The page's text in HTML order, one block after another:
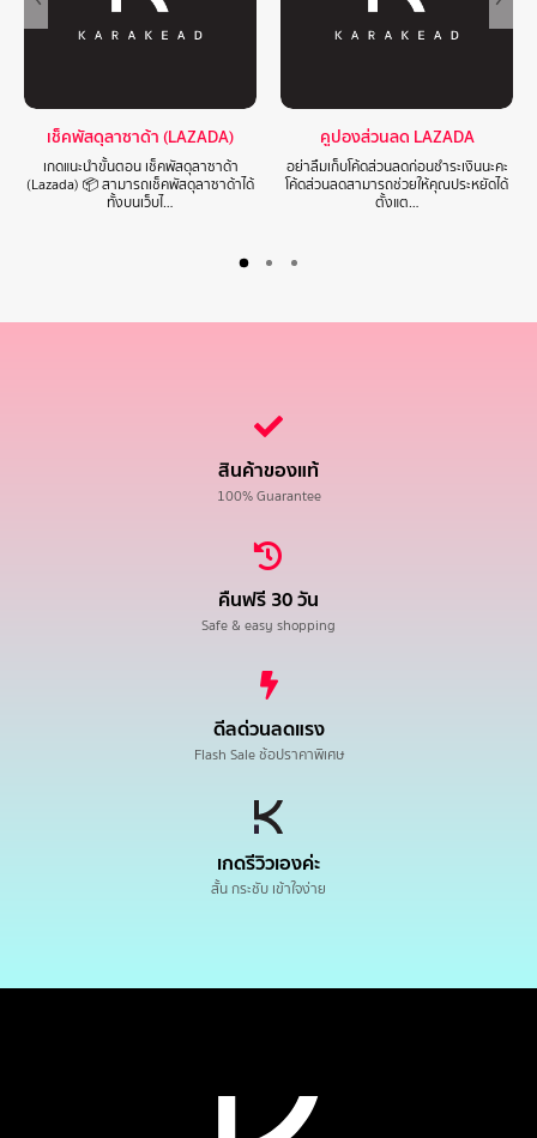
เช็คพัสดุลาซาด้า (LAZADA)
เกดแนะนำขั้นตอน เช็คพัสดุลาซาด้า
(Lazada) 📦 สามารถเช็คพัสดุลาซาด้าได้
ทั้งบนเว็บไ…
คูปองส่วนลด LAZADA
อย่าลืมเก็บโค้ดส่วนลดก่อนชำระเงินนะคะ
โค้ดส่วนลดสามารถช่วยให้คุณประหยัดได้
ตั้งแต…
สินค้าของแท้
100% Guarantee
คืนฟรี 30 วัน
Safe & easy shopping
ดีลด่วนลดแรง
Flash Sale ช้อปราคาพิเศษ
เกดรีวิวเองค่ะ
สั้น กระชับ เข้าใจง่าย